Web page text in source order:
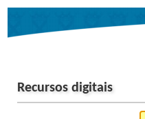
Recursos digitais